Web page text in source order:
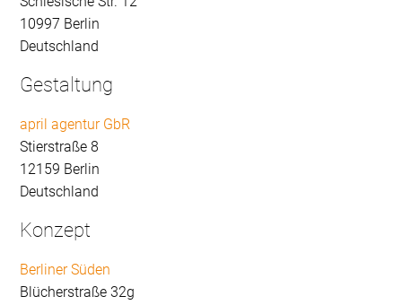
10997 Berlin
Deutschland
Gestaltung
april agentur GbR
Stierstraße 8
12159 Berlin
Deutschland
Konzept
Berliner Süden
Blücherstraße 32g